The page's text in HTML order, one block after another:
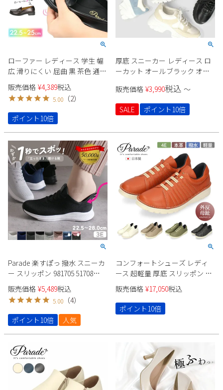
ローファー レディース 学生 幅
広 滑りにくい 屈曲 黒 茶色 通学
学生靴 痛くない 柔らかい 人工
皮革 卒業式 入学式 高校生
Parade 991101
販売価格 ¥4,389税込
5.00 （2）
ポイント10倍
厚底 スニーカー レディース ロ
ーカット オールブラック オー
パープル ラベンダー ブルー 推
し活 オタ活 参戦靴 Parade 6894
7095
販売価格 ¥3,990税込 〜
SALE ポイント10倍
Parade 楽すぽっ 撥水 スニーカ
ー スリッポン 981705 51708
51711 ユニセックス
販売価格 ¥5,489税込
5.00 （4）
ポイント10倍
人気
コンフォートシューズ レディ
ース 超軽量 厚底 スリッポン カ
ジュアルスニーカー 幅広 4E
7280 Parade 履きやすい 痛くな
い 軽い 伸びる 外反母趾 靴 本革
ブラック 黒
販売価格 ¥17,050税込
ポイント10倍